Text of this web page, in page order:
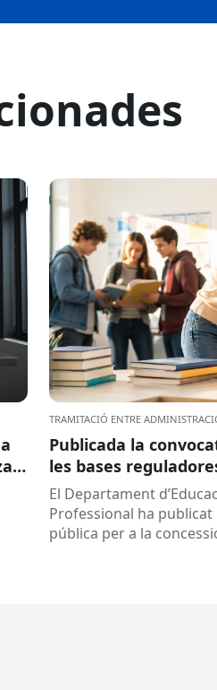
TRAMITACIÓ ENTRE
Publicada la
les bases
la concessió de
educatius, per al
programes de
El Departament
Professional ha
pública per a la